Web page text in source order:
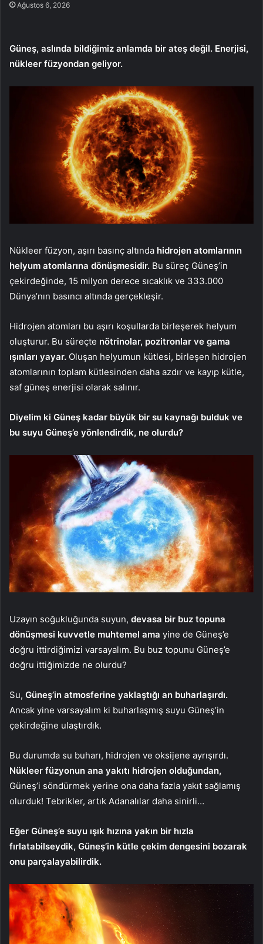
Ağustos 6, 2026
Güneş, aslında bildiğimiz anlamda bir ateş değil. Enerjisi,
nükleer füzyondan geliyor.
Nükleer füzyon, aşırı basınç altında hidrojen atomlarının
helyum atomlarına dönüşmesidir. Bu süreç Güneş’in
çekirdeğinde, 15 milyon derece sıcaklık ve 333.000
Dünya’nın basıncı altında gerçekleşir.
Hidrojen atomları bu aşırı koşullarda birleşerek helyum
oluşturur. Bu süreçte nötrinolar, pozitronlar ve gama
ışınları yayar. Oluşan helyumun kütlesi, birleşen hidrojen
atomlarının toplam kütlesinden daha azdır ve kayıp kütle,
saf güneş enerjisi olarak salınır.
Diyelim ki Güneş kadar büyük bir su kaynağı bulduk ve
bu suyu Güneş’e yönlendirdik, ne olurdu?
Uzayın soğukluğunda suyun, devasa bir buz topuna
dönüşmesi kuvvetle muhtemel ama yine de Güneş’e
doğru ittirdiğimizi varsayalım. Bu buz topunu Güneş’e
doğru ittiğimizde ne olurdu?
Su, Güneş’in atmosferine yaklaştığı an buharlaşırdı.
Ancak yine varsayalım ki buharlaşmış suyu Güneş’in
çekirdeğine ulaştırdık.
Bu durumda su buharı, hidrojen ve oksijene ayrışırdı.
Nükleer füzyonun ana yakıtı hidrojen olduğundan,
Güneş’i söndürmek yerine ona daha fazla yakıt sağlamış
olurduk! Tebrikler, artık Adanalılar daha sinirli…
Eğer Güneş’e suyu ışık hızına yakın bir hızla
fırlatabilseydik, Güneş’in kütle çekim dengesini bozarak
onu parçalayabilirdik.